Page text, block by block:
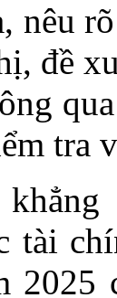
nêu
đề
tra
tài
2025